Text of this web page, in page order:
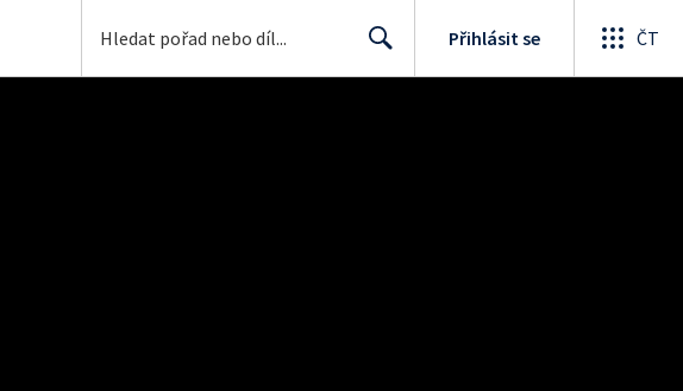
Přihlásit se ČT